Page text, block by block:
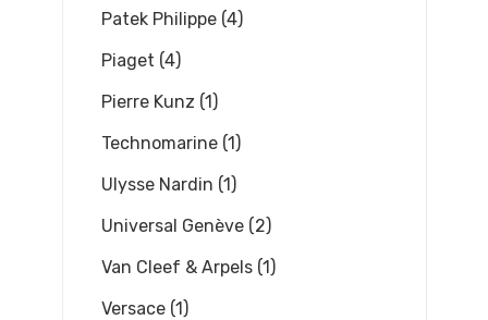
Patek Philippe (4)
Piaget (4)
Pierre Kunz (1)
Technomarine (1)
Ulysse Nardin (1)
Universal Genève (2)
Van Cleef & Arpels (1)
Versace (1)